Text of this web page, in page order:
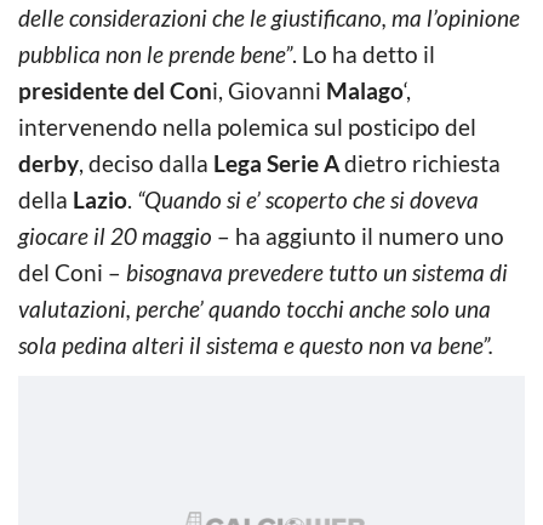
delle considerazioni che le giustificano, ma l’opinione
pubblica non le prende bene”. Lo ha detto il
presidente del Coni, Giovanni Malago‘,
intervenendo nella polemica sul posticipo del
derby, deciso dalla Lega Serie Adietro richiesta
della Lazio. “Quando si e’ scoperto che si doveva
giocare il 20 maggio – ha aggiunto il numero uno
del Coni – bisognava prevedere tutto un sistema di
valutazioni, perche’ quando tocchi anche solo una
sola pedina alteri il sistema e questo non va bene”.